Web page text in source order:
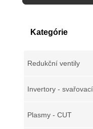
Kategórie
Redukční ventily
Invertory -
Plasmy - CUT